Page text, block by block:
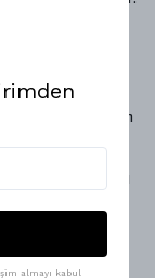
sahip
ile ilgili
modelleri stilin
seçenekler
farkını
yer
hayat
oversize
plana
almayı kabul